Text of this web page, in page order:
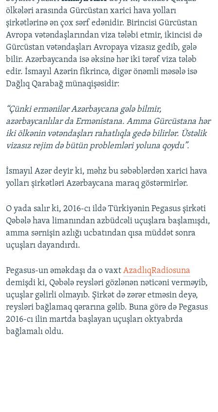
ölkələri arasında Gürcüstan xarici hava yolları
şirkətlərinə ən çox sərf edənidir. Birincisi Gürcüstan
Avropa vətəndaşlarından viza tələbi etmir, ikincisi də
Gürcüstan vətəndaşları Avropaya vizasız gedib, gələ
bilir. Azərbaycanda isə əksinə hər iki tərəf viza tələb
edir. İsmayıl Azərin fikrincə, digər önəmli məsələ isə
Dağlıq Qarabağ münaqişəsidir:
“Çünki ermənilər Azərbaycana gələ bilmir,
azərbaycanlılar da Ermənistana. Amma Gürcüstana hər
iki ölkənin vətəndaşları rahatlıqla gedə bilirlər. Üstəlik
vizasız rejim də bütün problemləri yoluna qoydu”.
İsmayıl Azər deyir ki, məhz bu səbəblərdən xarici hava
yolları şirkətləri Azərbaycana maraq göstərmirlər.
O yada salır ki, 2016-cı ildə Türkiyənin Pegasus şirkəti
Qəbələ hava limanından azbüdcəli uçuşlara başlamışdı,
amma sərnişin azlığı ucbatından qısa müddət sonra
uçuşları dayandırdı.
Pegasus-un əməkdaşı da o vaxt AzadlıqRadiosuna
demişdi ki, Qəbələ reysləri gözlənən nəticəni verməyib,
uçuşlar gəlirli olmayıb. Şirkət də zərər etməsin deyə,
reysləri bağlamaq qərarına gəlib. Buna görə də Pegasus
2016-cı ilin martda başlayan uçuşları oktyabrda
bağlamalı oldu.